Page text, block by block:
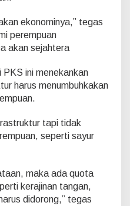
ekonominya,” tegas
perempuan
akan sejahtera
PKS ini menekankan
harus menumbuhkakan
tapi tidak
seperti sayur
maka ada quota
kerajinan tangan,
didorong,” tegas